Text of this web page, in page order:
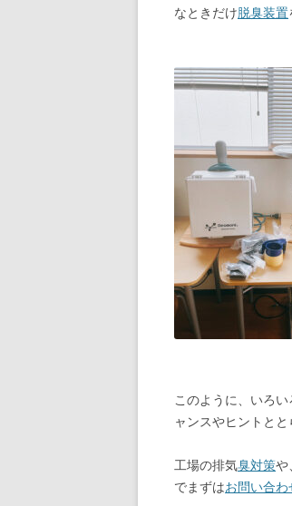
なときだけ脱臭装置
このように、いろ
ャンスやヒントと
工場の排気臭対策や
でまずはお問い合わ